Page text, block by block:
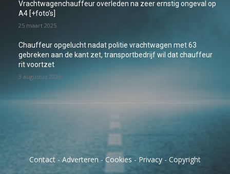
Vrachtwagenchauffeur overleden na zeer ernstig ongeval op
A4 [+foto’s]
25 maart 2025
Chauffeur opgelucht nadat politie vrachtwagen met 63
gebreken aan de kant zet, transportbedrijf wil dat chauffeur
rit voortzet
3 augustus 2026
Contact - Adverteren - Cookies - Privacy - Copyright